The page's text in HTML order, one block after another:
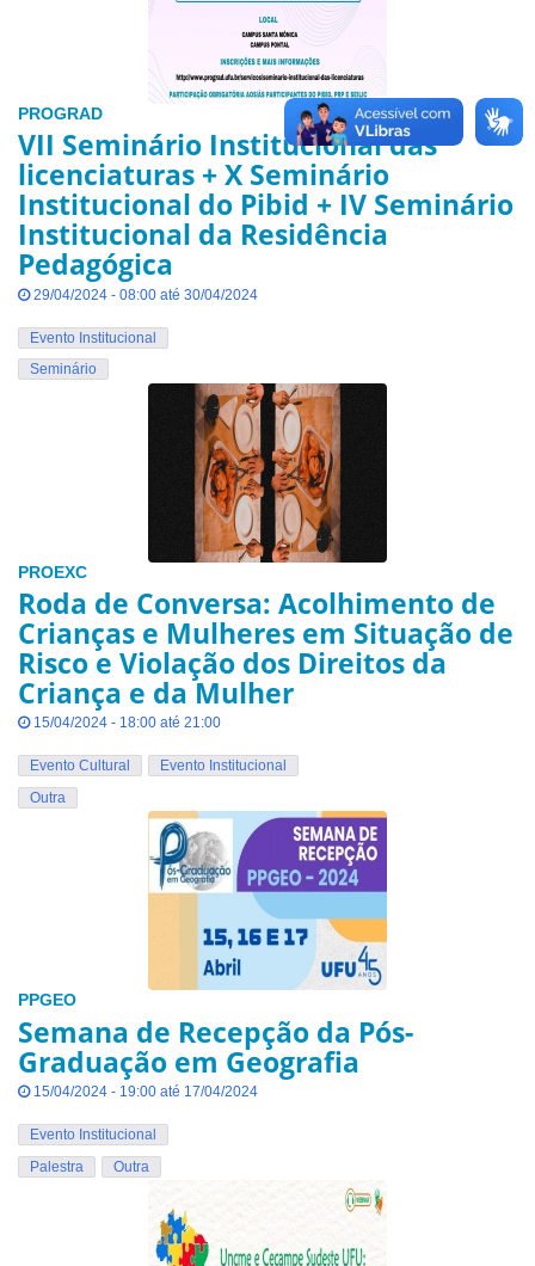
PROGRAD
VII Seminário Institucional das
licenciaturas + X Seminário
Institucional do Pibid + IV Seminário
Institucional da Residência
Pedagógica
29/04/2024 - 08:00 até 30/04/2024
Evento Institucional
Seminário
PROEXC
Roda de Conversa: Acolhimento de
Crianças e Mulheres em Situação de
Risco e Violação dos Direitos da
Criança e da Mulher
15/04/2024 - 18:00 até 21:00
Evento Cultural
Evento Institucional
Outra
PPGEO
Semana de Recepção da Pós-
Graduação em Geografia
15/04/2024 - 19:00 até 17/04/2024
Evento Institucional
Palestra
Outra